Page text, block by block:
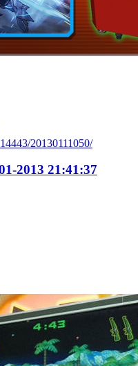
20130111050/
2013 21:41:37